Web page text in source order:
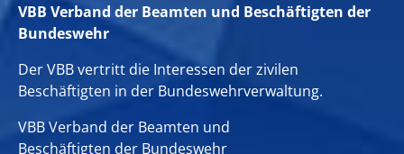
VBB Verband der Beamten und Beschäftigten der
Bundeswehr
Der VBB vertritt die Interessen der zivilen
Beschäftigten in der Bundeswehrverwaltung.
VBB Verband der Beamten und
Beschäftigten der Bundeswehr